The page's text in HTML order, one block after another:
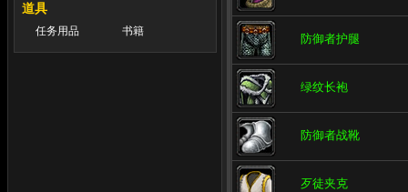
道具
任务用品 书籍
防御者护腿
绿纹长袍
防御者战靴
歹徒夹克